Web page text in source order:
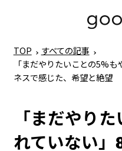
TOP
すべての記事
「まだやりたいことの5%
ネスで感じた、希望と絶望
「まだやり
れていない」